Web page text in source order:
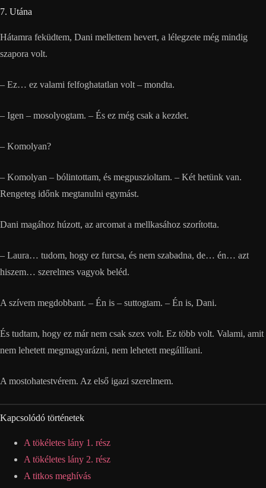
7. Utána
Hátamra feküdtem, Dani mellettem hevert, a lélegzete még mindig
szapora volt.
– Ez… ez valami felfoghatatlan volt – mondta.
– Igen – mosolyogtam. – És ez még csak a kezdet.
– Komolyan?
– Komolyan – bólintottam, és megpuszioltam. – Két hetünk van.
Rengeteg időnk megtanulni egymást.
Dani magához húzott, az arcomat a mellkasához szorította.
– Laura… tudom, hogy ez furcsa, és nem szabadna, de… én… azt
hiszem… szerelmes vagyok beléd.
A szívem megdobbant. – Én is – suttogtam. – Én is, Dani.
És tudtam, hogy ez már nem csak szex volt. Ez több volt. Valami, amit
nem lehetett megmagyarázni, nem lehetett megállítani.
A mostohatestvérem. Az első igazi szerelmem.
Kapcsolódó történetek
A tökéletes lány 1. rész
A tökéletes lány 2. rész
A titkos meghívás